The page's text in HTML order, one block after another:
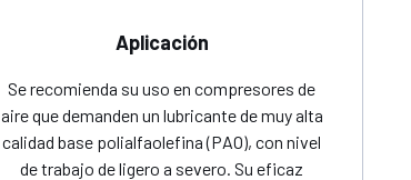
Aplicación
Se recomienda su uso en compresores de
aire que demanden un lubricante de muy alta
calidad base polialfaolefina (PAO), con nivel
de trabajo de ligero a severo. Su eficaz